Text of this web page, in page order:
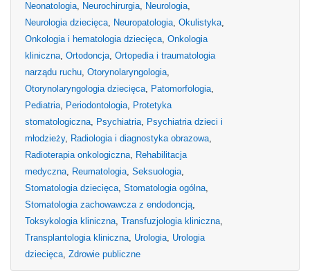
Neonatologia, Neurochirurgia, Neurologia,
Neurologia dziecięca, Neuropatologia, Okulistyka,
Onkologia i hematologia dziecięca, Onkologia
kliniczna, Ortodoncja, Ortopedia i traumatologia
narządu ruchu, Otorynolaryngologia,
Otorynolaryngologia dziecięca, Patomorfologia,
Pediatria, Periodontologia, Protetyka
stomatologiczna, Psychiatria, Psychiatria dzieci i
młodzieży, Radiologia i diagnostyka obrazowa,
Radioterapia onkologiczna, Rehabilitacja
medyczna, Reumatologia, Seksuologia,
Stomatologia dziecięca, Stomatologia ogólna,
Stomatologia zachowawcza z endodoncją,
Toksykologia kliniczna, Transfuzjologia kliniczna,
Transplantologia kliniczna, Urologia, Urologia
dziecięca, Zdrowie publiczne